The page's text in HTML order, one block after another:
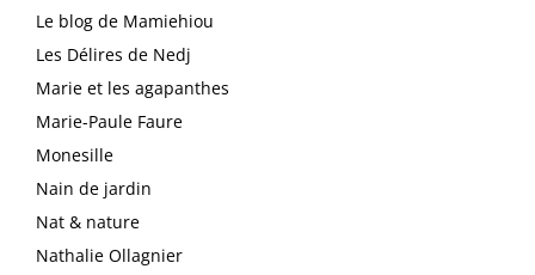
Le blog de Mamiehiou
Les Délires de Nedj
Marie et les agapanthes
Marie-Paule Faure
Monesille
Nain de jardin
Nat & nature
Nathalie Ollagnier